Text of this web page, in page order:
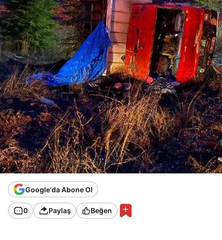
Google'da Abone Ol
0 Paylaş Beğen